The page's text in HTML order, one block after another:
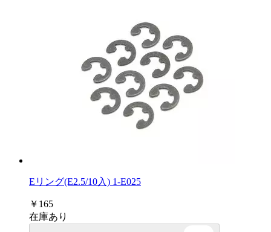
Eリング(E2.5/10入) 1-E025
￥165
在庫あり